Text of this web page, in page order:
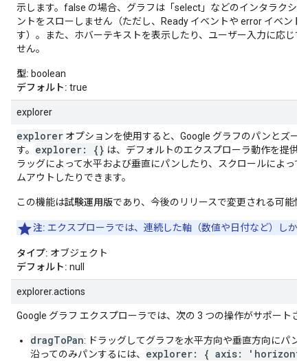
示します。false の場合、グラフは「select」などのインタラクシ
ントをスローしません（ただし、Ready イベントや error イベント
す）。また、ホバーテキストを表示したり、ユーザー入力に応じて
せん。
型: boolean
デフォルト: true
explorer
explorer オプションを使用すると、Google グラフのパンとズー
す。 explorer: {} は、デフォルトのエクスプローラ動作を提供
ラッグによって水平および垂直にパンしたり、スクロールによって
ムアウトしたりできます。
この機能は試験運用版であり、今後のリリースで変更される可能性
注: エクスプローラでは、連続した軸（数値や日付など）しか
タイプ: オブジェクト
デフォルト: null
explorer.actions
Google グラフ エクスプローラでは、次の 3 つの操作がサポートさ
dragToPan: ドラッグしてグラフを水平方向や垂直方向にパン
沿ってのみパンするには、 explorer: { axis: